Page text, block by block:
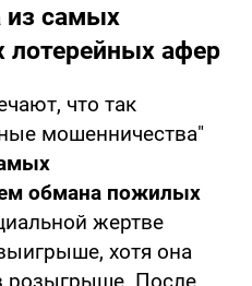
из самых
лотерейных афер
что так
мошенничества"
обмана пожилых
жертве
хотя она
розыгрыше. После